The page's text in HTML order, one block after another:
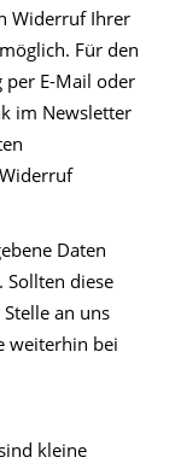
Widerruf Ihrer
Für den
E-Mail oder
im Newsletter
Daten
Sollten diese
an uns
weiterhin bei
kleine